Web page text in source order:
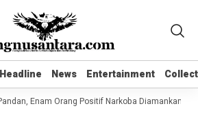
Headline News Entertainment
Headline News Entertainment
Enam Orang Positif Narkoba Diamankan